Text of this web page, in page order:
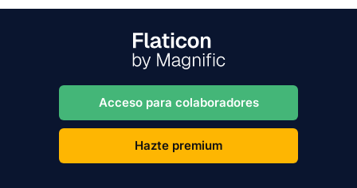
Acceso para colaboradores
Hazte premium